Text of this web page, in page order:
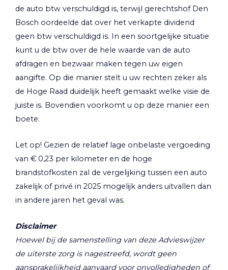
de auto btw verschuldigd is, terwijl gerechtshof Den
Bosch oordeelde dat over het verkapte dividend
geen btw verschuldigd is. In een soortgelijke situatie
kunt u de btw over de hele waarde van de auto
afdragen en bezwaar maken tegen uw eigen
aangifte. Op die manier stelt u uw rechten zeker als
de Hoge Raad duidelijk heeft gemaakt welke visie de
juiste is. Bovendien voorkomt u op deze manier een
boete.
Let op! Gezien de relatief lage onbelaste vergoeding
van € 0,23 per kilometer en de hoge
brandstofkosten zal de vergelijking tussen een auto
zakelijk of privé in 2025 mogelijk anders uitvallen dan
in andere jaren het geval was.
Disclaimer
Hoewel bij de samenstelling van deze Advieswijzer
de uiterste zorg is nagestreefd, wordt geen
aansprakelijkheid aanvaard voor onvolledigheden of